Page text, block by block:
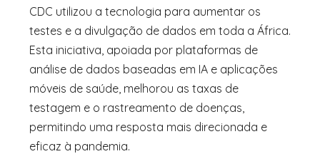
CDC utilizou a tecnologia para aumentar os
testes e a divulgação de dados em toda a África.
Esta iniciativa, apoiada por plataformas de
análise de dados baseadas em IA e aplicações
móveis de saúde, melhorou as taxas de
testagem e o rastreamento de doenças,
permitindo uma resposta mais direcionada e
eficaz à pandemia.